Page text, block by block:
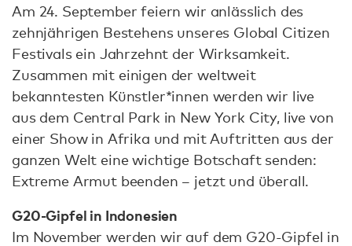
Am 24. September feiern wir anlässlich des
zehnjährigen Bestehens unseres Global Citizen
Festivals ein Jahrzehnt der Wirksamkeit.
Zusammen mit einigen der weltweit
bekanntesten Künstler*innen werden wir live
aus dem Central Park in New York City, live von
einer Show in Afrika und mit Auftritten aus der
ganzen Welt eine wichtige Botschaft senden:
Extreme Armut beenden – jetzt und überall.
G20-Gipfel in Indonesien
Im November werden wir auf dem G20-Gipfel in